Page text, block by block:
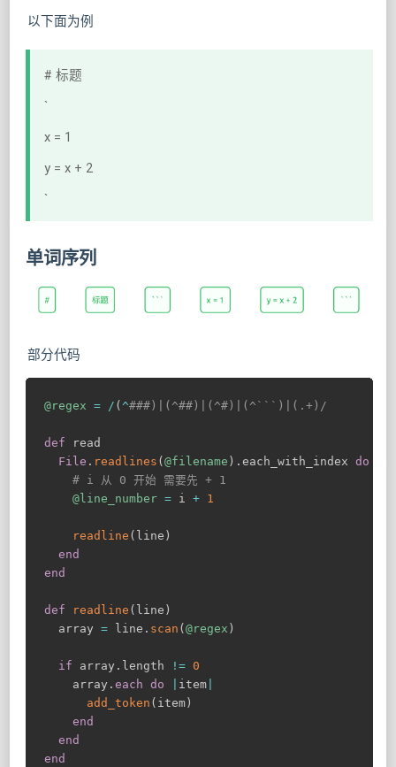
以下面为例
# 标题
`
x = 1
y = x + 2
`
单词序列
部分代码
@regex = / (^###)|(^##)|(^#)|(^```)|(.+)/
def read
File . readlines (@filename ) .each_with_index do
# i 从 0 开始 需要先 + 1
@line_number = i + 1
readline ( line )
end
end
def readline ( line )
  array
= line . scan (@regex )
if array . length != 0
    array
.each do item
add_token ( item )
end
end
end